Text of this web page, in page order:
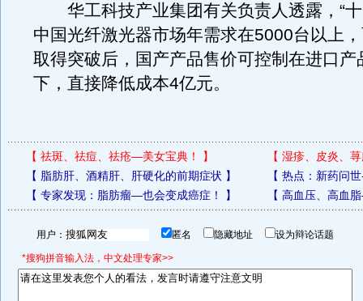
华工科技产业集团有关负责人透露，“十
中国光纤激光器市场年需求在5000台以上
取得突破后，国产产品售价可控制在进口产
下，直接降低成本4亿元。
【 祛斑、祛痘、祛疮—美女宝典！ 】 【 湿疹、皮炎、
【 脂肪肝、酒精肝、肝硬化的前期症状 】 【 热点：新药问
【 专家发现：脂肪瘤—也会变成癌症！ 】 【 高血压、高血
用户： 匿名 隐藏地址 设为辩论话题
*搜狗拼音输入法，中文处理专家>>